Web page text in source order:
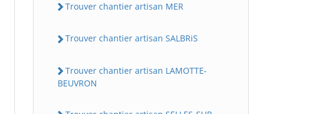
Trouver chantier artisan MER
Trouver chantier artisan SALBRiS
Trouver chantier artisan LAMOTTE-
BEUVRON